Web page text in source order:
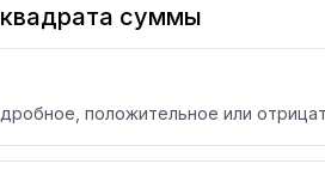
квадрата суммы
положительное или